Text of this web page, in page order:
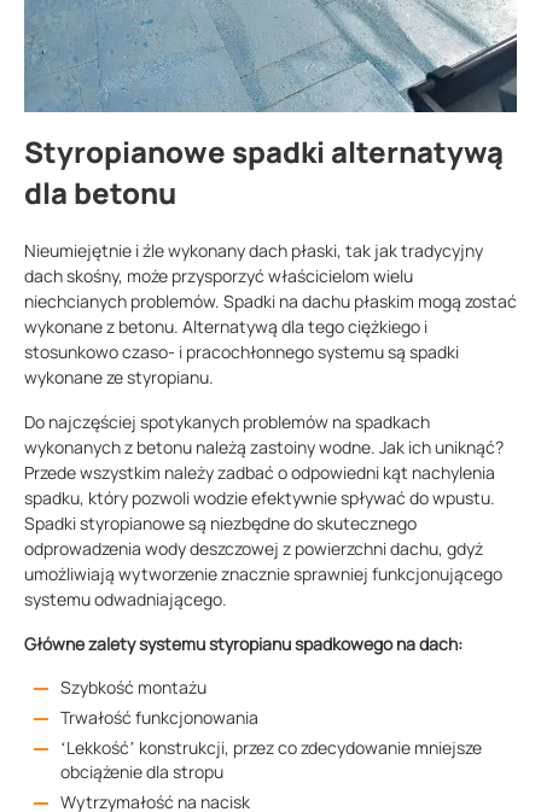
Styropianowe spadki alternatywą
dla betonu
Nieumiejętnie i źle wykonany dach płaski, tak jak tradycyjny
dach skośny, może przysporzyć właścicielom wielu
niechcianych problemów. Spadki na dachu płaskim mogą zostać
wykonane z betonu. Alternatywą dla tego ciężkiego i
stosunkowo czaso- i pracochłonnego systemu są spadki
wykonane ze styropianu.
Do najczęściej spotykanych problemów na spadkach
wykonanych z betonu należą zastoiny wodne. Jak ich uniknąć?
Przede wszystkim należy zadbać o odpowiedni kąt nachylenia
spadku, który pozwoli wodzie efektywnie spływać do wpustu.
Spadki styropianowe są niezbędne do skutecznego
odprowadzenia wody deszczowej z powierzchni dachu, gdyż
umożliwiają wytworzenie znacznie sprawniej funkcjonującego
systemu odwadniającego.
Główne zalety systemu styropianu spadkowego na dach:
Szybkość montażu
Trwałość funkcjonowania
‘Lekkość’ konstrukcji, przez co zdecydowanie mniejsze
obciążenie dla stropu
Wytrzymałość na nacisk